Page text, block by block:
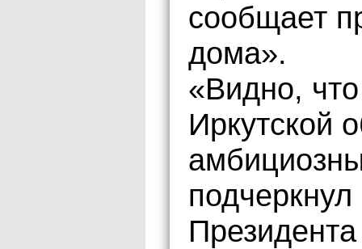
сообщает
дома».
«Видно,
Иркутской